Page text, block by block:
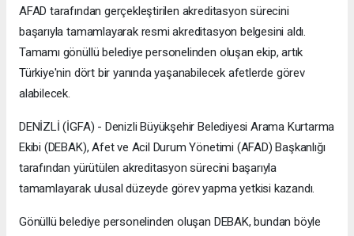
AFAD tarafından gerçekleştirilen akreditasyon sürecini
başarıyla tamamlayarak resmi akreditasyon belgesini aldı.
Tamamı gönüllü belediye personelinden oluşan ekip, artık
Türkiye'nin dört bir yanında yaşanabilecek afetlerde görev
alabilecek.
DENİZLİ (İGFA) - Denizli Büyükşehir Belediyesi Arama Kurtarma
Ekibi (DEBAK), Afet ve Acil Durum Yönetimi (AFAD) Başkanlığı
tarafından yürütülen akreditasyon sürecini başarıyla
tamamlayarak ulusal düzeyde görev yapma yetkisi kazandı.
Gönüllü belediye personelinden oluşan DEBAK, bundan böyle